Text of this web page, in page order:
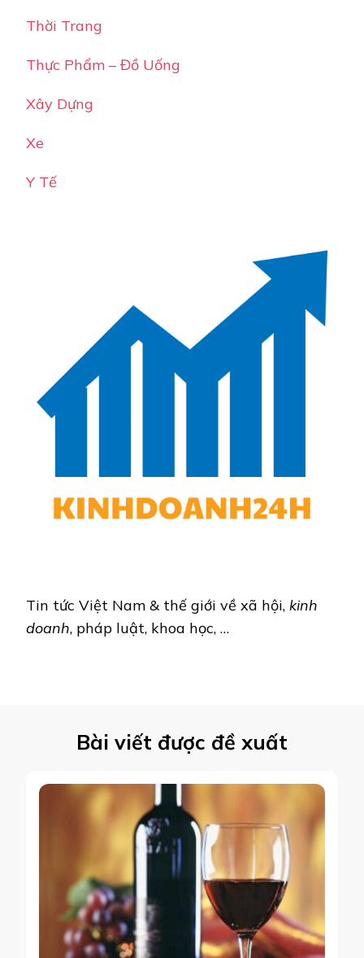
Thời Trang
Thực Phẩm – Đồ Uống
Xây Dựng
Xe
Y Tế
Tin tức Việt Nam & thế giới về xã hội, kinh
doanh, pháp luật, khoa học, …
Bài viết được đề xuất